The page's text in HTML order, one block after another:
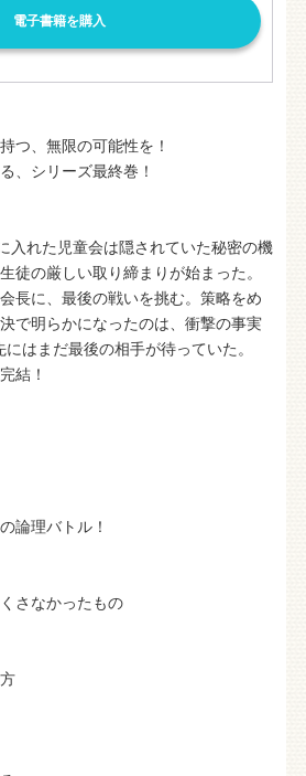
電子書籍を購入
つ、無限の可能性を！
、シリーズ最終巻！
入れた児童会は隠されていた秘密の機
徒の厳しい取り締まりが始まった。
長に、最後の戦いを挑む。策略をめ
で明らかになったのは、衝撃の事実
はまだ最後の相手が待っていた。
結！
論理バトル！
さなかったもの